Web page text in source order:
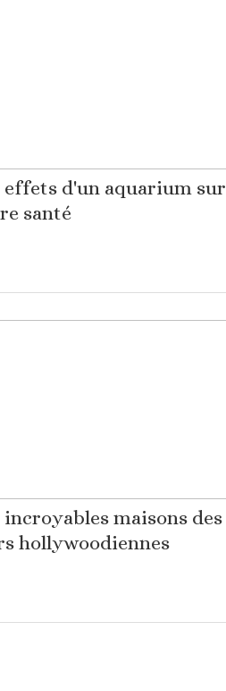
effets d'un aquarium sur
santé
incroyables maisons des
hollywoodiennes